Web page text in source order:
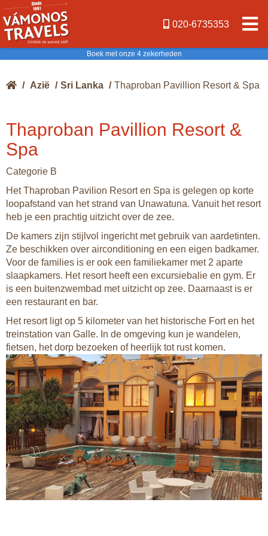
020-6735353
Boek met onze 4 zekerheden
/ Azië / Sri Lanka / Thaproban Pavillion Resort & Spa
Thaproban Pavillion Resort &
Spa
Categorie B
Het Thaproban Pavilion Resort en Spa is gelegen op korte
loopafstand van het strand van Unawatuna. Vanuit het resort
heb je een prachtig uitzicht over de zee.
De kamers zijn stijlvol ingericht met gebruik van aardetinten.
Ze beschikken over airconditioning en een eigen badkamer.
Voor de families is er ook een familiekamer met 2 aparte
slaapkamers. Het resort heeft een excursiebalie en gym. Er
is een buitenzwembad met uitzicht op zee. Daarnaast is er
een restaurant en bar.
Het resort ligt op 5 kilometer van het historische Fort en het
treinstation van Galle. In de omgeving kun je wandelen,
fietsen, het dorp bezoeken of heerlijk tot rust komen.